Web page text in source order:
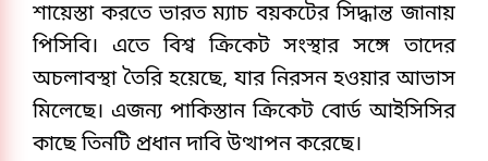
শায়েস্তা করতে ভারত ম্যাচ বয়কটের সিদ্ধান্ত জানায়
পিসিবি। এতে বিশ্ব ক্রিকেট সংস্থার সঙ্গে তাদের
অচলাবস্থা তৈরি হয়েছে, যার নিরসন হওয়ার আভাস
মিলেছে। এজন্য পাকিস্তান ক্রিকেট বোর্ড আইসিসির
কাছে তিনটি প্রধান দাবি উত্থাপন করেছে।